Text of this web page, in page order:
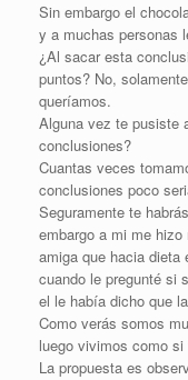
Sin embargo el
y a muchas personas
¿Al sacar esta
puntos? No,
queríamos.
Alguna vez te pusiste
conclusiones?
Cuantas veces
conclusiones poco
Seguramente te
embargo a mi me
amiga que hacia dieta
cuando le pregunté si
el le había dicho que
Como verás somos
luego vivimos como si
La propuesta es